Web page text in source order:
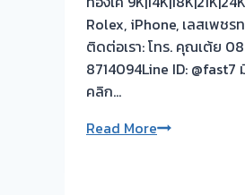
จำนำ
ทอง
บางกรวย
นนทบุรี
รับ
Rolex, iPhone, เลสเพชร
ติดต่อเรา: โทร. คุณเต้ย
8714094Line ID: @fast7
คลิก…
Read Moreรับ